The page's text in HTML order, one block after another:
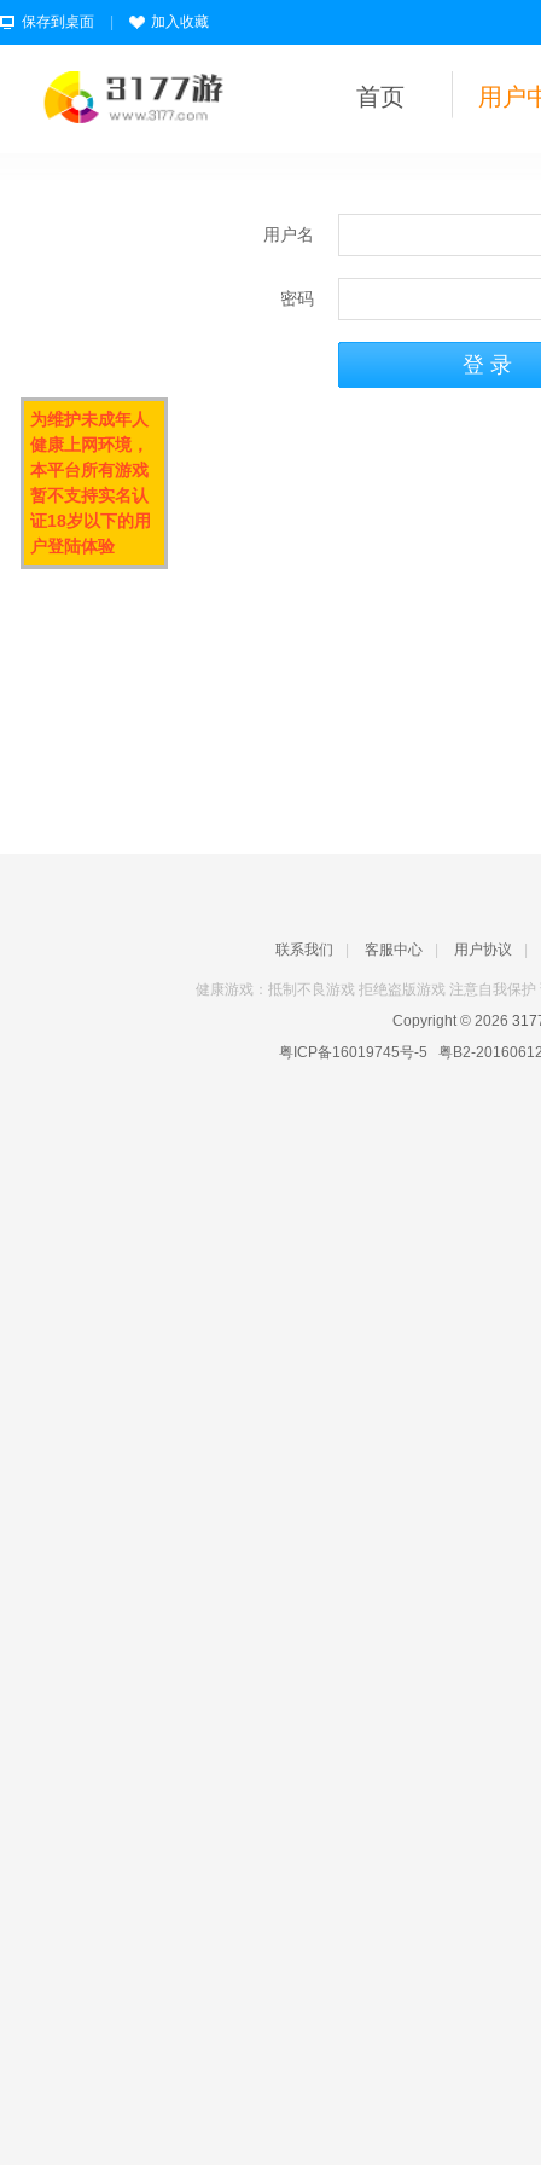
保存到桌面 加入收藏
首页 用户
用户名
密码
联系我们 客服中心 用户协议
健康游戏：抵制不良游戏 拒绝盗版游戏 注意自我保
Copyright © 2026
粤ICP备16019745号-5 粤B2-
为维护未成年人
健康上网环境，
本平台所有游戏
暂不支持实名认
证18岁以下的用
户登陆体验